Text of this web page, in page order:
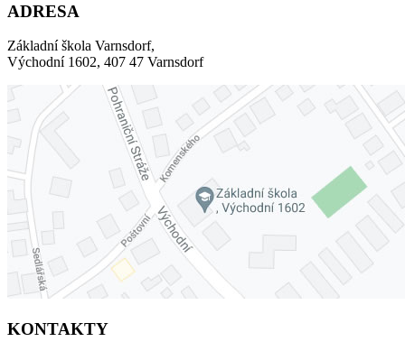
ADRESA
Základní škola Varnsdorf,
Východní 1602, 407 47 Varnsdorf
KONTAKTY